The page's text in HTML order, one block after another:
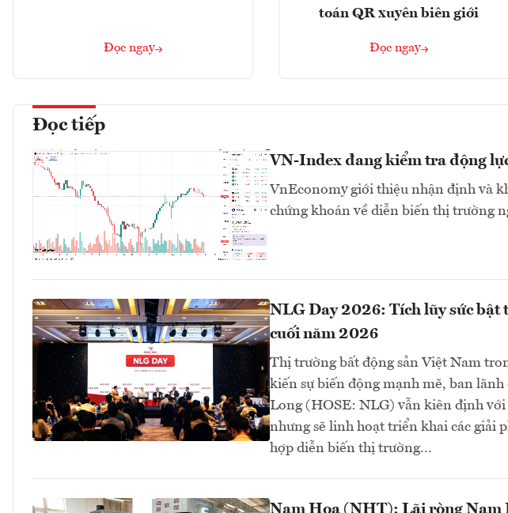
Đọc ngay
toán QR xuyên biên giới
Đọc ngay
Đọc tiếp
VN-Index đang kiểm tra động
VnEconomy giới thiệu nhận định và
chứng khoán về diễn biến thị trường
NLG Day 2026: Tích lũy sức bật
cuối năm 2026
Thị trường bất động sản Việt Nam
kiến sự biến động mạnh mẽ, ban
Long (HOSE: NLG) vẫn kiên định
nhưng sẽ linh hoạt triển khai các giải
hợp diễn biến thị trường...